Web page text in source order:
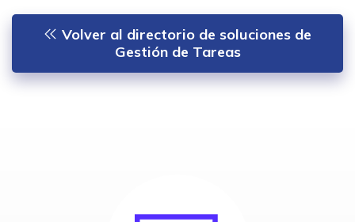
Volver al directorio de soluciones de
Gestión de Tareas